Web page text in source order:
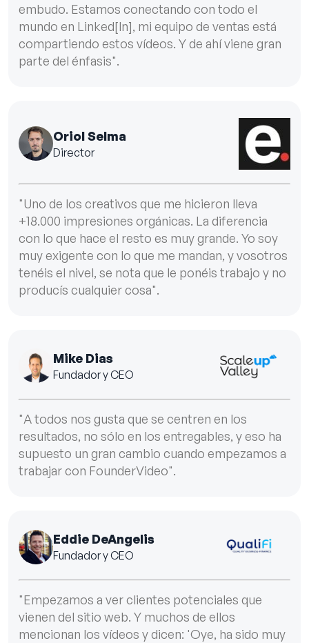
embudo. Estamos conectando con todo el
mundo en Linked[ln], mi equipo de ventas está
compartiendo estos vídeos. Y de ahí viene gran
parte del énfasis".
Oriol Selma
Director
"Uno de los creativos que me hicieron lleva
+18.000 impresiones orgánicas. La diferencia
con lo que hace el resto es muy grande. Yo soy
muy exigente con lo que me mandan, y vosotros
tenéis el nivel, se nota que le ponéis trabajo y no
producís cualquier cosa".
Mike Dias
Fundador y CEO
"A todos nos gusta que se centren en los
resultados, no sólo en los entregables, y eso ha
supuesto un gran cambio cuando empezamos a
trabajar con FounderVideo".
Eddie DeAngelis
Fundador y CEO
"Empezamos a ver clientes potenciales que
vienen del sitio web. Y muchos de ellos
mencionan los vídeos y dicen: 'Oye, ha sido muy